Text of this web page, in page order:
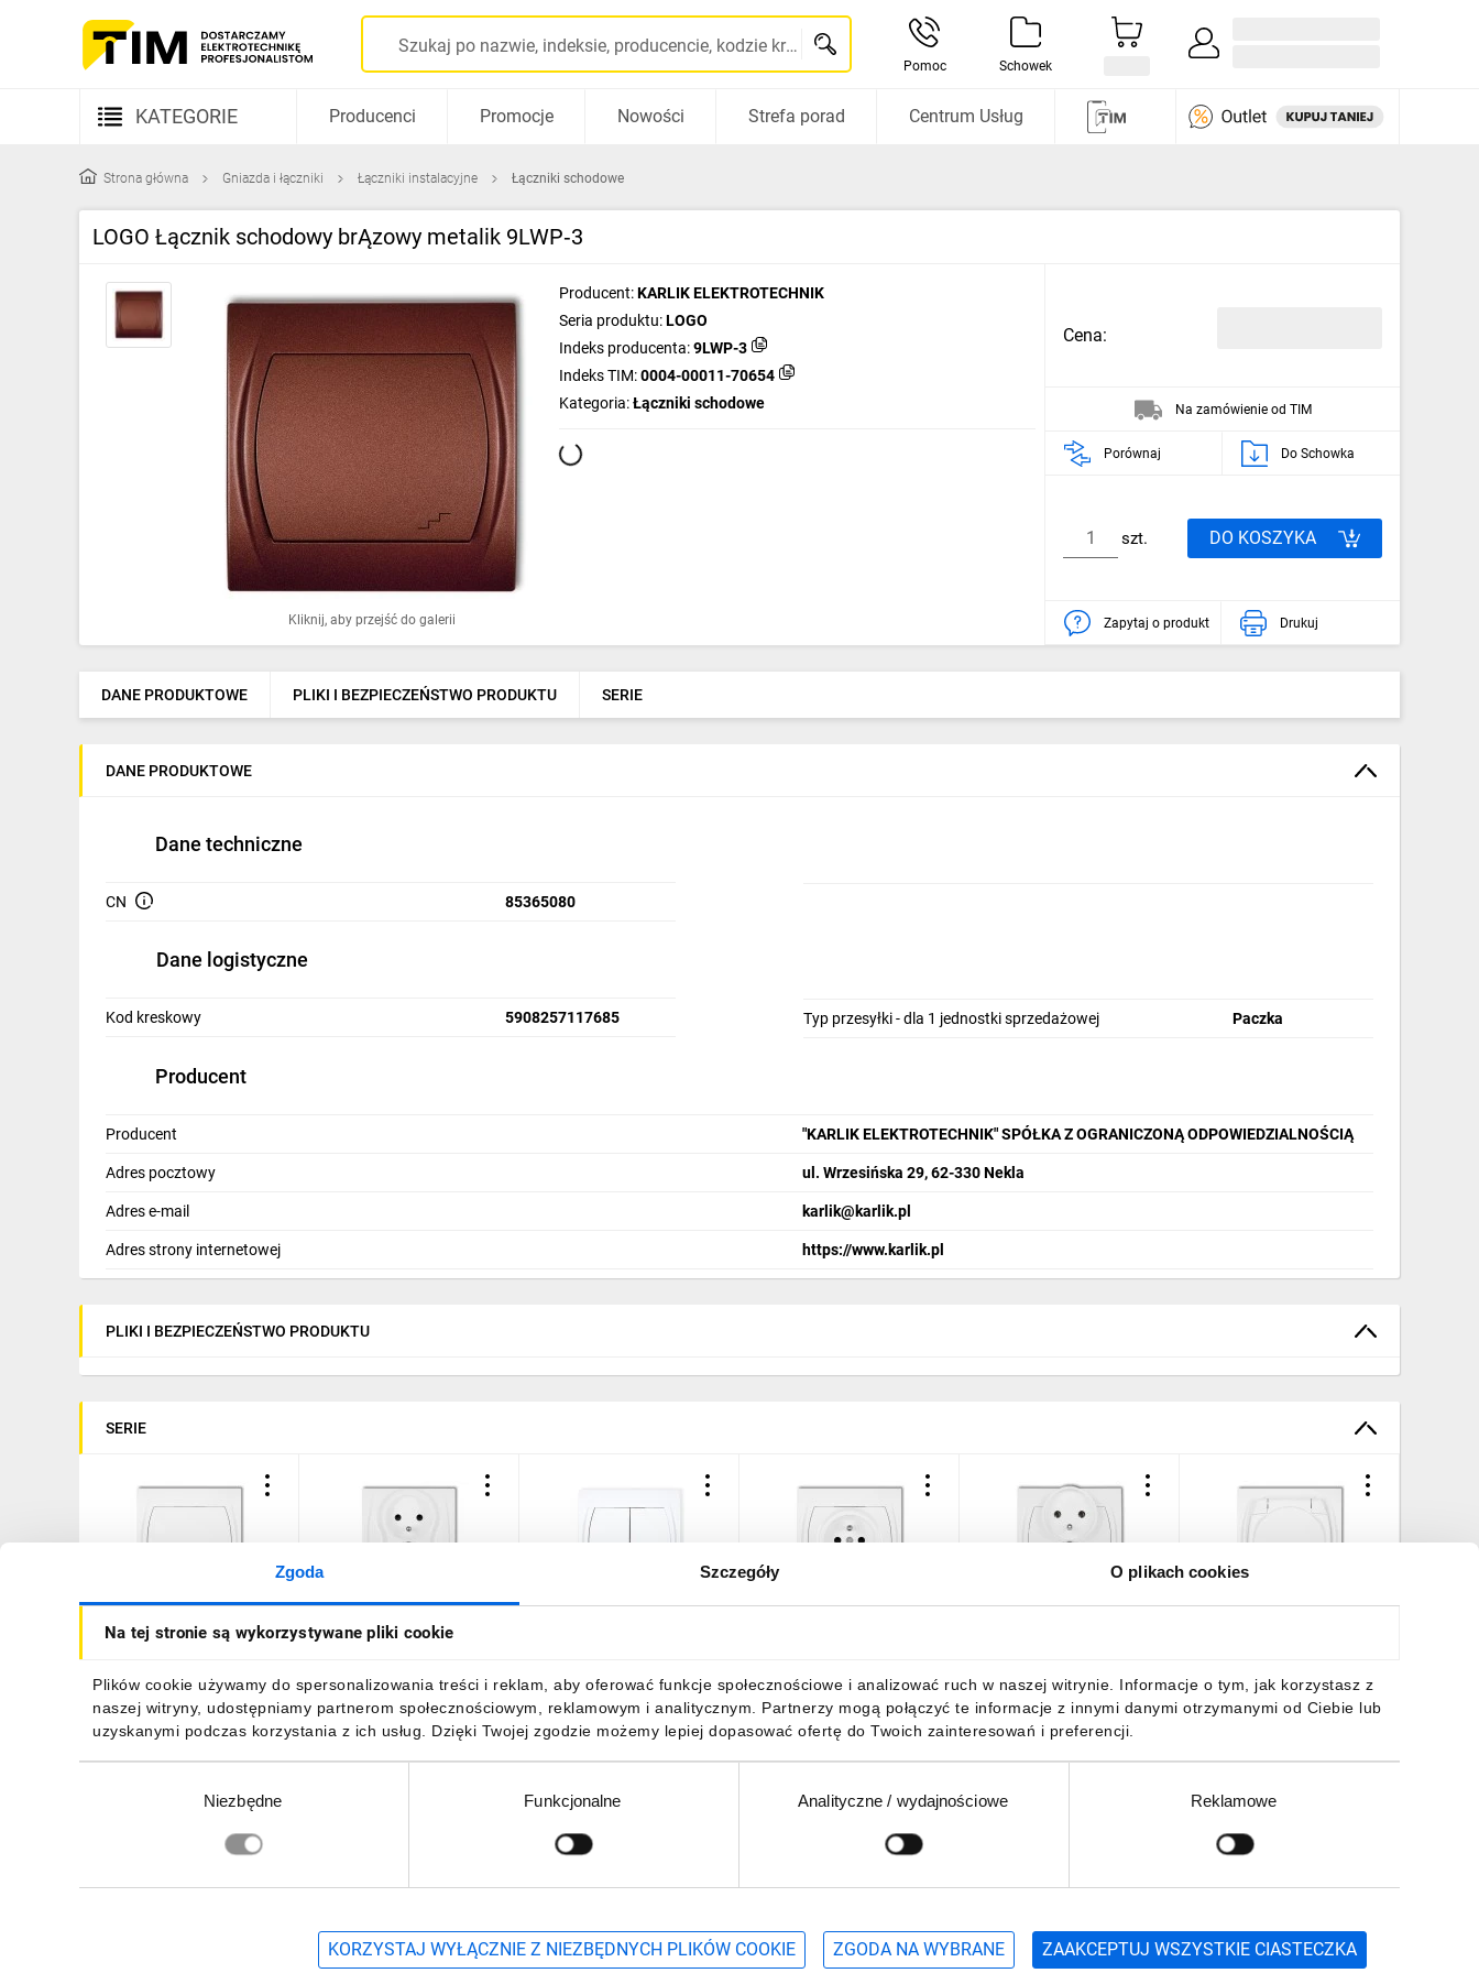
Zgoda Szczegóły O plikach cookies
Na tej stronie są wykorzystywane pliki cookie
Plików cookie używamy do spersonalizowania treści i reklam, aby oferować funkcje społecznościowe i analizować ruch w naszej witrynie. Informacje o tym, jak korzystasz z
naszej witryny, udostępniamy partnerom społecznościowym, reklamowym i analitycznym. Partnerzy mogą połączyć te informacje z innymi danymi otrzymanymi od Ciebie lub
uzyskanymi podczas korzystania z ich usług. Dzięki Twojej zgodzie możemy lepiej dopasować ofertę do Twoich zainteresowań i preferencji.
Niezbędne Funkcjonalne Analityczne / wydajnościowe Reklamowe
KORZYSTAJ WYŁĄCZNIE Z NIEZBĘDNYCH PLIKÓW COOKIE ZGODA NA WYBRANE ZAAKCEPTUJ WSZYSTKIE CIASTECZKA
Szukaj po nazwie, indeksie, producencie, kodzie kreskowym...
Pomoc Schowek
KATEGORIE
Kable i przewody
Rozdzielnice i obudowy
Elementy prowadzenia kabli
Fotowoltaika
Oprawy oświetleniowe
Ogrzewanie
Elektronarzędzia i mierniki
Dom i ogród
Klimatyzacja
Budowa i Remont
Elektronika
Smart home
Producenci Promocje Nowości Strefa porad Centrum Usług
Strona główna Gniazda i łączniki Łączniki instalacyjne Łączniki schodowe
LOGO Łącznik schodowy brĄzowy metalik 9LWP‑3
Kliknij, aby przejść do galerii
Producent:KARLIK ELEKTROTECHNIK
Seria produktu:LOGO
Indeks producenta:9LWP-3
Indeks TIM:0004-00011-70654
Kategoria:Łączniki schodowe
Cena:
Na zamówienie od TIM
Porównaj Do Schowka
szt. DO KOSZYKA
Zapytaj o produkt Drukuj
DANE PRODUKTOWE PLIKI I BEZPIECZEŃSTWO PRODUKTU SERIE
DANE PRODUKTOWE
Dane techniczne
CN 85365080
Dane logistyczne
Kod kreskowy 5908257117685 Typ przesyłki - dla 1 jednostki sprzedażowej Paczka
Producent
Producent "KARLIK ELEKTROTECHNIK" SPÓŁKA Z OGRANICZONĄ ODPOWIEDZIALNOŚCIĄ
Adres pocztowy ul. Wrzesińska 29, 62-330 Nekla
Adres e-mail karlik@karlik.pl
Adres strony internetowej https://www.karlik.pl
PLIKI I BEZPIECZEŃSTWO PRODUKTU
SERIE
LOGO Łącznik
jednobiegunowy biały
13,28 złbrutto
LOGO Gniazdo podwójne
z/u biały LGP-2zp
20,44 zł brutto 15,79 zł brutto 13,17 złbrutto
DO KOSZYKA
17,52 zł brutto 20,75 złbrutto
Zapisz się, aby otrzymać informacje o nowościach, promocjach i wyprzedażach ZAPISZ SIĘ